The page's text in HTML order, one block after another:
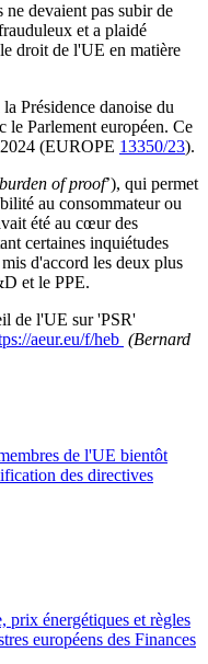
ne devaient pas subir de
et a plaidé
droit de l'UE en matière
Présidence danoise du
le Parlement européen. Ce
(EUROPE 13350/23).
burden of proof’), qui permet
au consommateur ou
été au cœur des
certaines inquiétudes
d'accord les deux plus
et le PPE.
de l'UE sur 'PSR'
aeur.eu/f/heb (Bernard
de l'UE bientôt
des directives
prix énergétiques et règles
européens des Finances